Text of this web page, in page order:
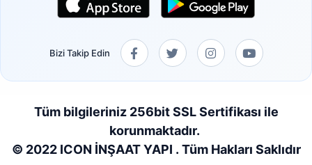
Bizi Takip Edin
Tüm bilgileriniz 256bit SSL Sertifikası ile
korunmaktadır.
© 2022 ICON İNŞAAT YAPI . Tüm Hakları Saklıdır